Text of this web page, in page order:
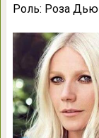
Роль: Роза